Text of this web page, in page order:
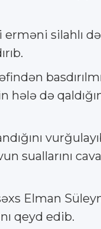
erməni silahlı
də
suallarını
Elman
qeyd edib.